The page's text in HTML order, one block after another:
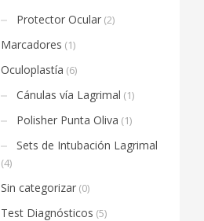
Protector Ocular (2)
Marcadores (1)
Oculoplastía (6)
Cánulas vía Lagrimal (1)
Polisher Punta Oliva (1)
Sets de Intubación Lagrimal
(4)
Sin categorizar (0)
Test Diagnósticos (5)